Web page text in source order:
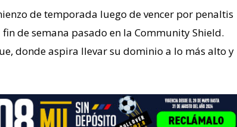
de temporada luego de vencer por penaltis
de semana pasado en la Community Shield.
donde aspira llevar su dominio a lo más alto y